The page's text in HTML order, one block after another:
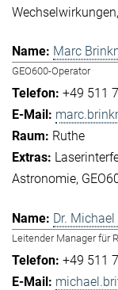
Wechselwirkungen
Marc
GEO600-Operator
+49 511
Ruthe
Astronomie
Dr.
Leitender Manager für
+49 511